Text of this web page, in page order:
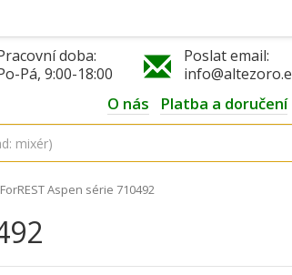
doba:
Pá, 9:00-18:00
Poslat email:
O nás Platba a doručení
Aspen série 710492